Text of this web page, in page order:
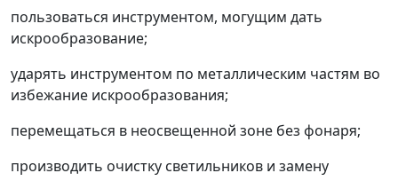
пользоваться инструментом, могущим дать
искрообразование;
ударять инструментом по металлическим частям во
избежание искрообразования;
перемещаться в неосвещенной зоне без фонаря;
производить очистку светильников и замену